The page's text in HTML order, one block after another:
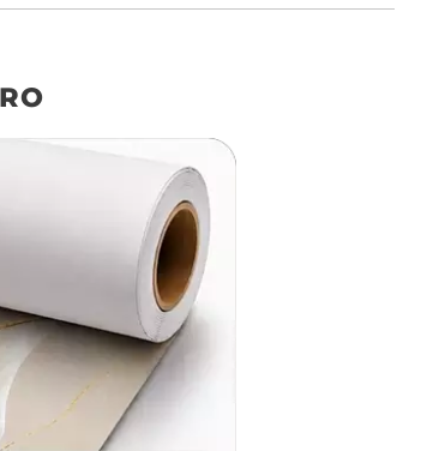
o tamanho ideal para o seu ambiente é
dúvidas? Fale com nossa
equipe de atendimento!